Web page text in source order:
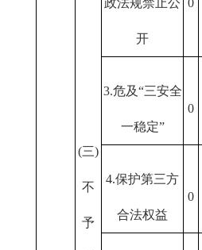
(三)
不
予
开
3.危及“三安全
一稳定”
0
4.保护第三方
合法权益
0